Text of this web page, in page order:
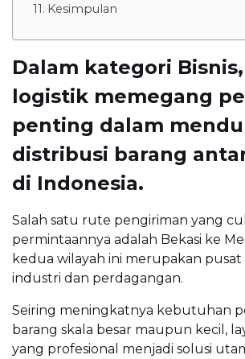
Kesimpulan
Dalam kategori
logistik memegang
penting dalam
distribusi barang
di Indonesia.
Salah satu rute pengiriman yang
permintaannya adalah Bekasi ke
kedua wilayah ini merupakan pusat
industri dan perdagangan.
Seiring meningkatnya kebutuhan
barang skala besar maupun kecil,
yang profesional menjadi solusi